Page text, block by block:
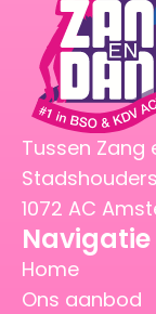
Tussen Zang
1072 AC
Navigatie
Home
Ons aanbod